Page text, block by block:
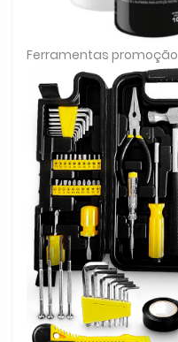
Ferramentas promoção